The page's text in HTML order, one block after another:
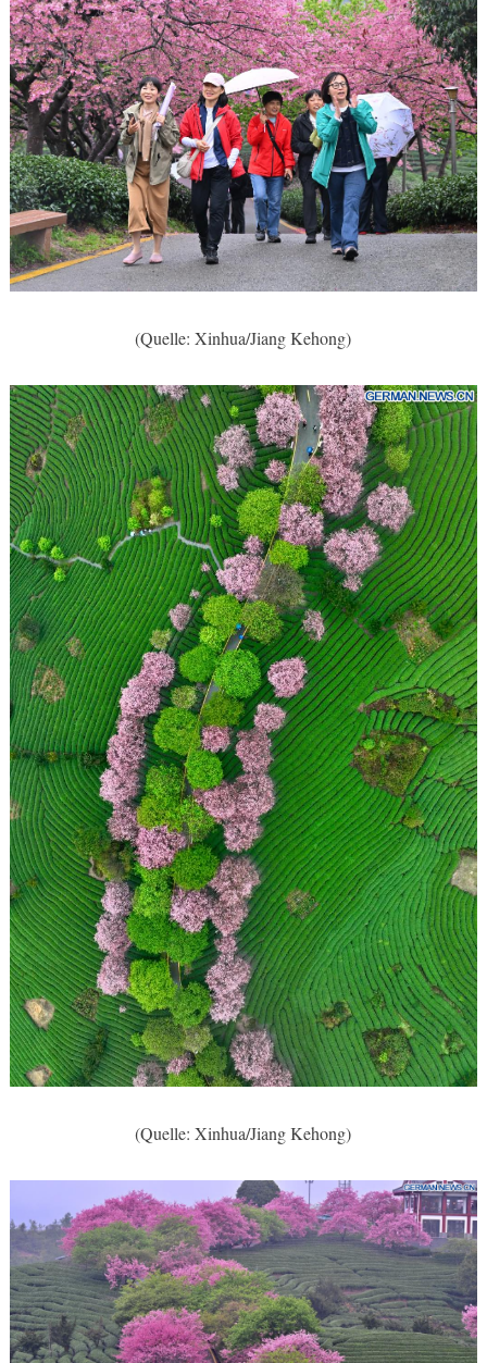
(Quelle: Xinhua/Jiang Kehong)
(Quelle: Xinhua/Jiang Kehong)